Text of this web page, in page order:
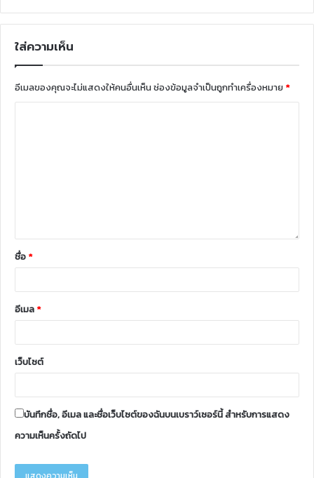
ใส่ความเห็น
อีเมลของคุณจะไม่แสดงให้คนอื่นเห็นช่องข้อมูลจำเป็นถูกทำเครื่องหมาย *
ชื่อ *
อีเมล *
เว็บไซต์
บันทึกชื่อ, อีเมล และชื่อเว็บไซต์ของฉันบนเบราว์เซอร์นี้ สำหรับการแสดง
ความเห็นครั้งถัดไป